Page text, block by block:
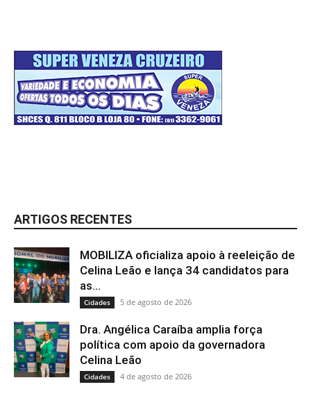
ARTIGOS RECENTES
MOBILIZA oficializa apoio à reeleição de
Celina Leão e lança 34 candidatos para
as...
Cidades 5 de agosto de 2026
Dra. Angélica Caraíba amplia força
política com apoio da governadora
Celina Leão
Cidades 4 de agosto de 2026